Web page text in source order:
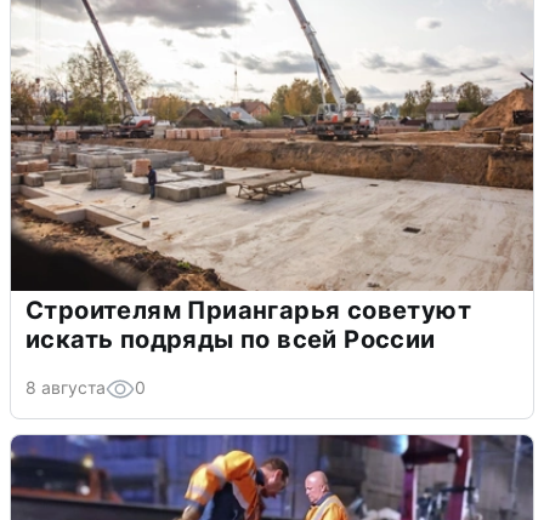
Строителям Приангарья советуют
искать подряды по всей России
8 августа 0